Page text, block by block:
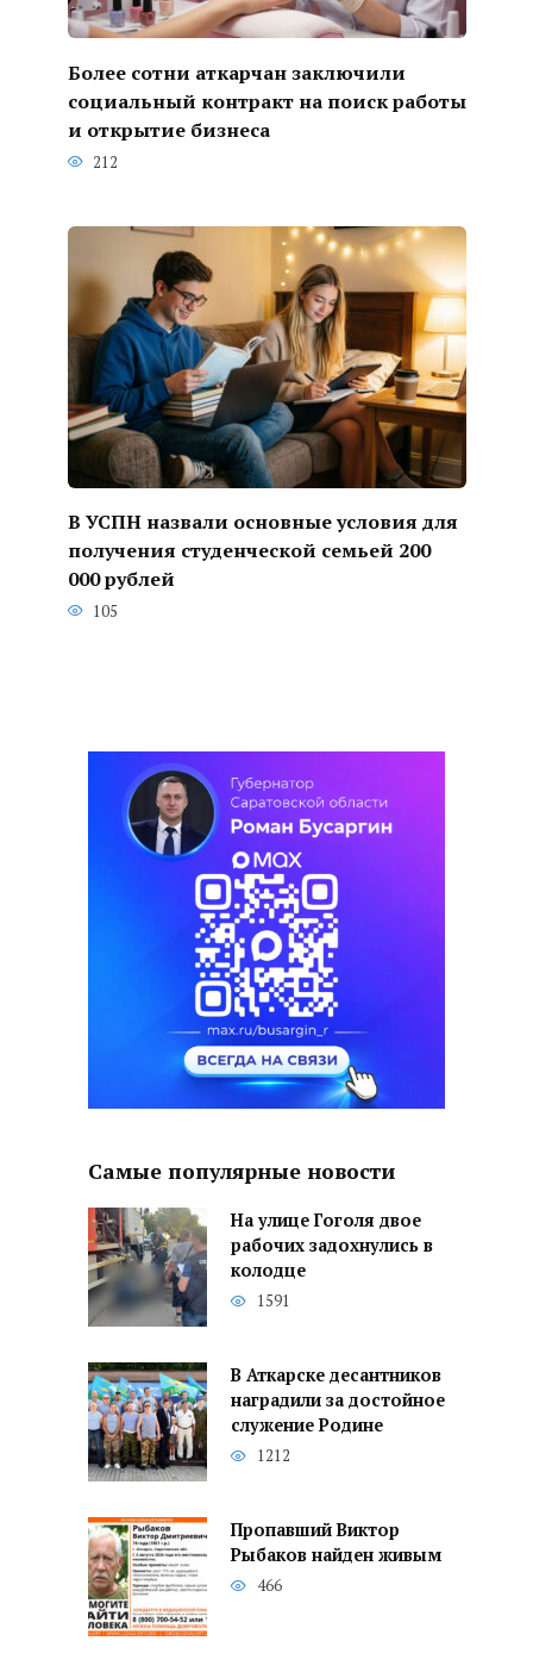
Более сотни аткарчан заключили
социальный контракт на поиск работы
и открытие бизнеса
212
В УСПН назвали основные условия для
получения студенческой семьей 200
000 рублей
105
Самые популярные новости
На улице Гоголя двое
рабочих задохнулись в
колодце
1591
В Аткарске десантников
наградили за достойное
служение Родине
1212
Пропавший Виктор
Рыбаков найден живым
466